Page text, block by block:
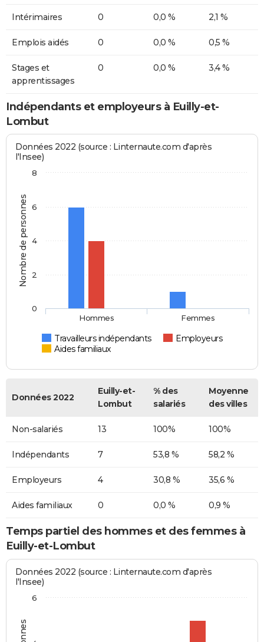
Intérimaires 0 0,0 % 2,1 %
Emplois aidés 0 0,0 % 0,5 %
Stages et
apprentissages
0 0,0 % 3,4 %
Indépendants et employeurs à Euilly-et-
Lombut
Nombre de personnes
Données 2022 (source : Linternaute.com d'après
l'Insee)
Travailleurs indépendants
Employeurs
Aides familiaux
Hommes Femmes
0
2
4
6
8
Données 2022
Euilly-et-
Lombut
% des
salariés
Moyenne
des villes
Non-salariés 13 100% 100%
Indépendants 7 53,8 % 58,2 %
Employeurs 4 30,8 % 35,6 %
Aides familiaux 0 0,0 % 0,9 %
Temps partiel des hommes et des femmes à
Euilly-et-Lombut
Données 2022 (source : Linternaute.com d'après
l'Insee)
6